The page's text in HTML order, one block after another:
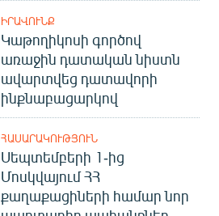
ԻՐԱՎՈՒՆՔ
Կաթողիկոսի գործով
առաջին դատական նիստն
ավարտվեց դատավորի
ինքնաբացարկով
ՀԱՍԱՐԱԿՈՒԹՅՈՒՆ
Սեպտեմբերի 1-ից
Մոսկվայում ՀՀ
քաղաքացիների համար նոր